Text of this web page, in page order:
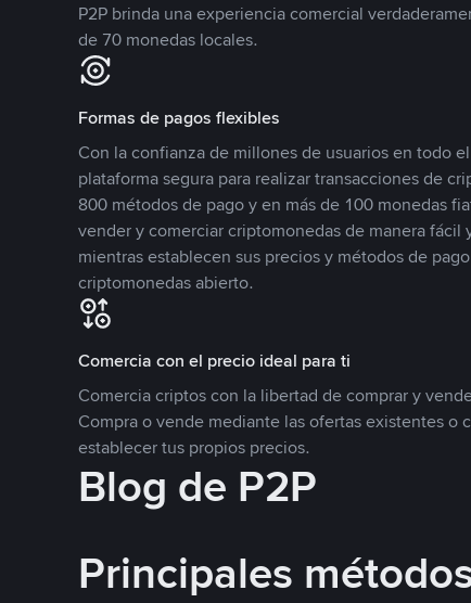
P2P brinda una experiencia comercial
de 70 monedas locales.
Formas de pagos flexibles
Con la confianza de millones de usuarios en todo
plataforma segura para realizar transacciones de
800 métodos de pago y en más de 100 monedas
vender y comerciar criptomonedas de manera fácil
mientras establecen sus precios y métodos de
criptomonedas abierto.
Comercia con el precio ideal para ti
Comercia criptos con la libertad de comprar y
Compra o vende mediante las ofertas existentes o
establecer tus propios precios.
Blog de P2P
Principales